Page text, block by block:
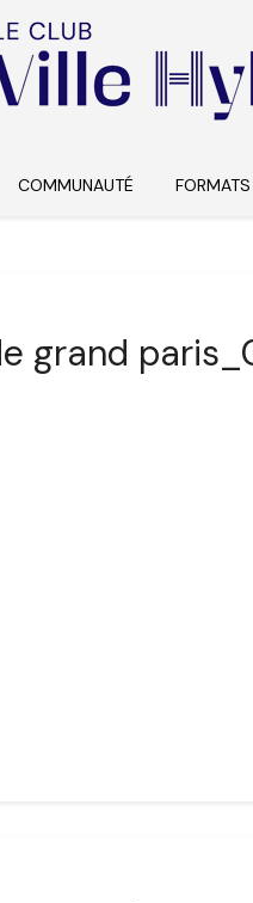
COMMUNAUTÉ FORMATS
grand